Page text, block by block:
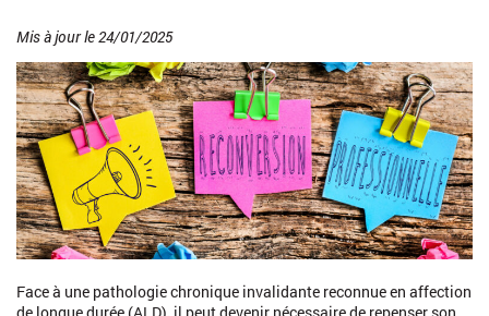
Mis à jour le 24/01/2025
Face à une pathologie chronique invalidante reconnue en affection